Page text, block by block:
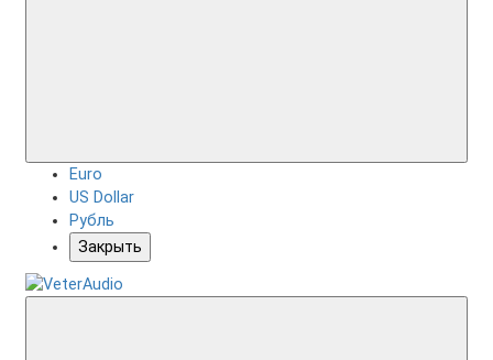
Euro
US Dollar
Рубль
Закрыть